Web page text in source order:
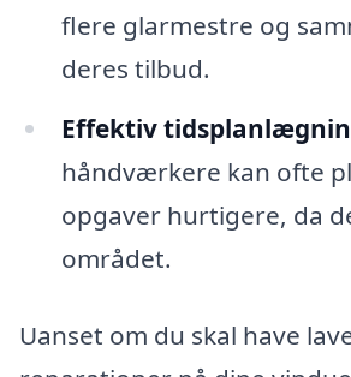
flere glarmestre og
deres tilbud.
Effektiv
håndværkere kan ofte
opgaver hurtigere, da
området.
Uanset om du skal have